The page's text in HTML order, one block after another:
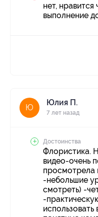
нет, нравится
выполнение
Ю
Юлия П.
7 лет назад
Достоинства
Флористика.
видео-очень
просмотрела
-небольшие
смотреть) -
-